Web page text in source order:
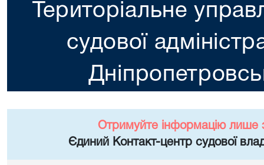
Територіальне
судової
Отримуйте інформацію лише
Єдиний Контакт-центр судової